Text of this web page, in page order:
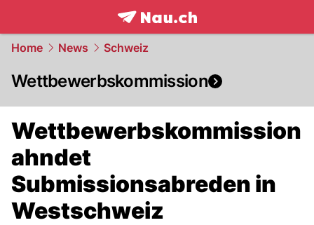
frontpage.NAU.ch
Home News Schweiz
Wettbewerbskommission
Wettbewerbskommission
ahndet
Submissionsabreden in
Westschweiz